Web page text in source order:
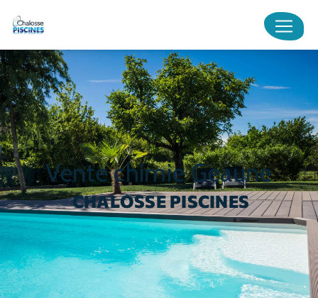
vente chimie Geaune
CHALOSSE PISCINES